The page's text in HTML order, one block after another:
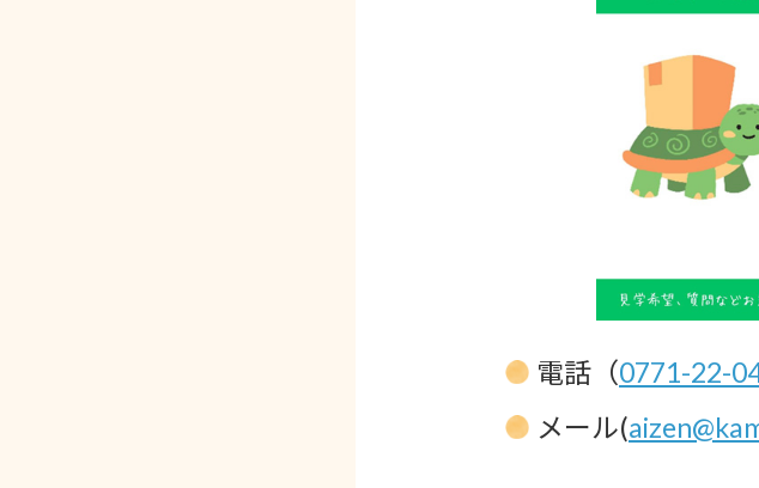
電話（0771-22-
メール(